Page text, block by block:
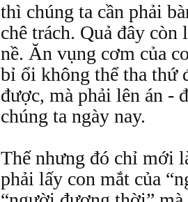
thì chúng ta cần phải
chê trách. Quả đây
nề. Ăn vụng cơm của
bỉ ổi không thể tha thứ
được, mà phải lên án -
chúng ta ngày nay.
Thế nhưng đó chỉ mới
phải lấy con mắt của